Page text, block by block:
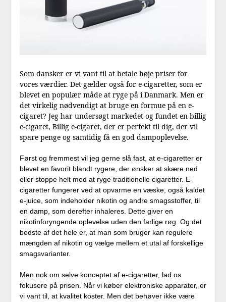
Som dansker er vi vant til at betale høje priser for
vores værdier. Det gælder også for e-cigaretter, som er
blevet en populær måde at ryge på i Danmark. Men er
det virkelig nødvendigt at bruge en formue på en e-
cigaret? Jeg har undersøgt markedet og fundet en billig
e-cigaret, Billig e-cigaret, der er perfekt til dig, der vil
spare penge og samtidig få en god dampoplevelse.
Først og fremmest vil jeg gerne slå fast, at e-cigaretter er
blevet en favorit blandt rygere, der ønsker at skære ned
eller stoppe helt med at ryge traditionelle cigaretter. E-
cigaretter fungerer ved at opvarme en væske, også kaldet
e-juice, som indeholder nikotin og andre smagsstoffer, til
en damp, som derefter inhaleres. Dette giver en
nikotinforyngende oplevelse uden den farlige røg. Og det
bedste af det hele er, at man som bruger kan regulere
mængden af nikotin og vælge mellem et utal af forskellige
smagsvarianter.
Men nok om selve konceptet af e-cigaretter, lad os
fokusere på prisen. Når vi køber elektroniske apparater, er
vi vant til, at kvalitet koster. Men det behøver ikke være